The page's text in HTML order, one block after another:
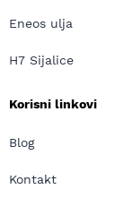
Eneos ulja
H7 Sijalice
Korisni linkovi
Blog
Kontakt